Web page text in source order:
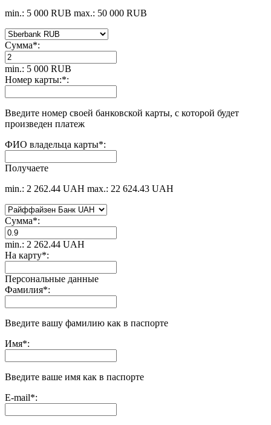
min.: 5 000 RUB max.: 50 000 RUB
Сумма*:
min.: 5 000 RUB
Номер карты:*:
Введите номер своей банковской карты, с которой будет
произведен платеж
ФИО владельца карты*:
Получаете
min.: 2 262.44 UAH max.: 22 624.43 UAH
Сумма*:
min.: 2 262.44 UAH
На карту*:
Персональные данные
Фамилия*:
Введите вашу фамилию как в паспорте
Имя*:
Введите ваше имя как в паспорте
E-mail*: